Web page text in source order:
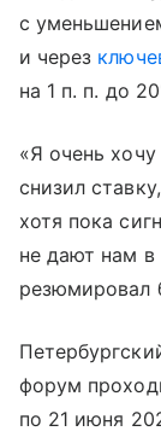
с
и через
на 1 п. п. до
«Я очень
снизил
хотя пока
не дают нам
резюмировал
форум
по 21 июня